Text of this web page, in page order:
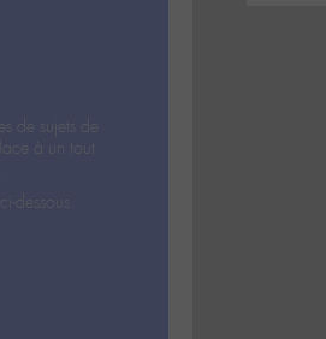
sujets de
à un tout